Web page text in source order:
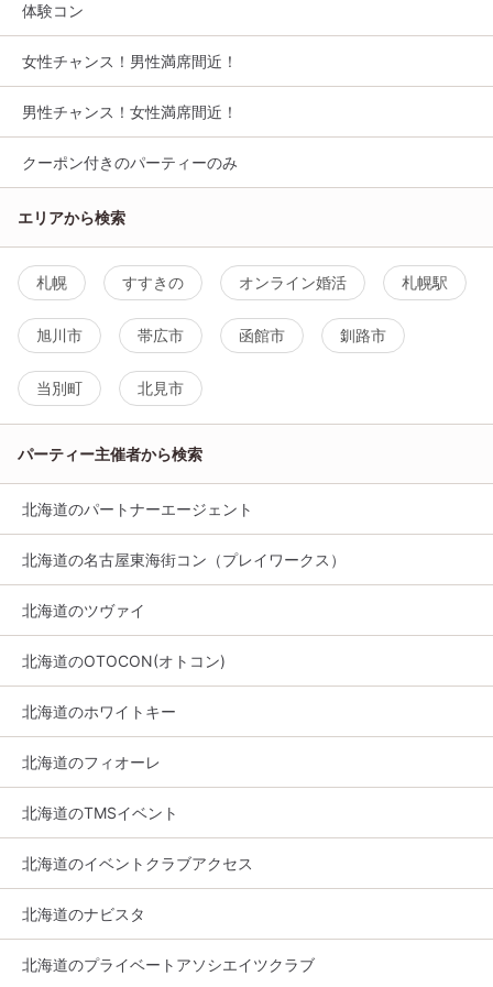
体験コン
女性チャンス！男性満席間近！
男性チャンス！女性満席間近！
クーポン付きのパーティーのみ
エリアから検索
札幌 すすきの オンライン婚活 札幌駅
旭川市 帯広市 函館市 釧路市
当別町 北見市
パーティー主催者から検索
北海道のパートナーエージェント
北海道の名古屋東海街コン（プレイワークス）
北海道のツヴァイ
北海道のOTOCON(オトコン)
北海道のホワイトキー
北海道のフィオーレ
北海道のTMSイベント
北海道のイベントクラブアクセス
北海道のナビスタ
北海道のプライベートアソシエイツクラブ